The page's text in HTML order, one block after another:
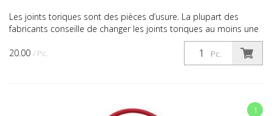
20.00 / Pc. Pc.
Les joints toriques sont des pièces d’usure. La plupart des
fabricants conseille de changer les joints toriques au moins une
1